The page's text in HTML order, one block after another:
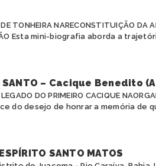
TONHEIRA NARECONSTITUIÇÃO DA
Esta mini-biografia aborda a
SANTO – Cacique Benedito
DO PRIMEIRO CACIQUE
do desejo de honrar a memória de
SANTO MATOS